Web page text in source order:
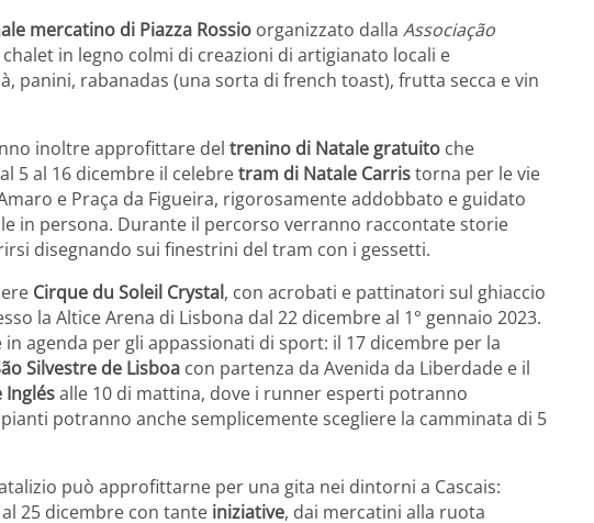
mercatino di Piazza Rossio organizzato dalla Associação
chalet in legno colmi di creazioni di artigianato locali e
panini, rabanadas (una sorta di french toast), frutta secca e vin
inoltre approfittare del trenino di Natale gratuito che
5 al 16 dicembre il celebretram di Natale Carristorna per le vie
e Praça da Figueira, rigorosamente addobbato e guidato
in persona. Durante il percorso verranno raccontate storie
disegnando sui finestrini del tram con i gessetti.
Cirque du Soleil Crystal, con acrobati e pattinatori sul ghiaccio
la Altice Arena di Lisbona dal 22 dicembre al 1° gennaio 2023.
agenda per gli appassionati di sport: il 17 dicembre per la
Silvestre de Lisboa con partenza da Avenida da Liberdade e il
Inglésalle 10 di mattina, dove i runner esperti potranno
potranno anche semplicemente scegliere la camminata di 5
può approfittarne per una gita nei dintorni a Cascais:
25 dicembre con tante iniziative, dai mercatini alla ruota